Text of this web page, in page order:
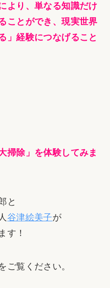
より、単なる知識だけ
ことができ、現実世界
」経験につなげること
掃除」を体験してみま
と
谷津絵美子が
す！
ご覧ください。